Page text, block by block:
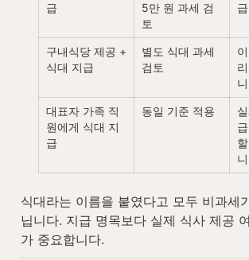
급
5만 원 과세 검
토
구내식당 제공 +
식대 지급
별도 식대 과세
검토
대표자 가족 직
원에게 식대 지
급
동일 기준 적용
식대라는 이름을 붙였다고 모두 비과세
닙니다. 지급 명목보다 실제 식사 제공
가 중요합니다.